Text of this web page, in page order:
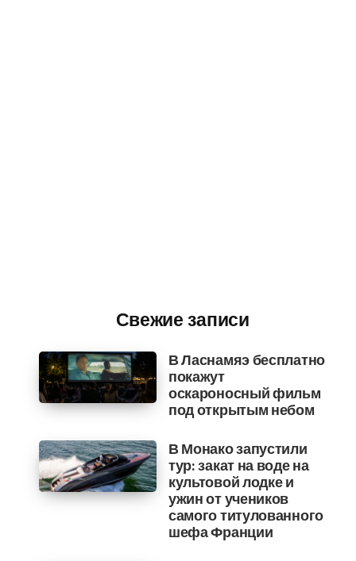
Свежие записи
В Ласнамяэ бесплатно
покажут
оскароносный фильм
под открытым небом
В Монако запустили
тур: закат на воде на
культовой лодке и
ужин от учеников
самого титулованного
шефа Франции